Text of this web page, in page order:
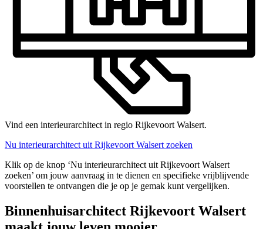
Vind een interieurarchitect in regio Rijkevoort Walsert.
Nu interieurarchitect uit Rijkevoort Walsert zoeken
Klik op de knop ‘Nu interieurarchitect uit Rijkevoort Walsert
zoeken’ om jouw aanvraag in te dienen en specifieke vrijblijvende
voorstellen te ontvangen die je op je gemak kunt vergelijken.
Binnenhuisarchitect Rijkevoort Walsert